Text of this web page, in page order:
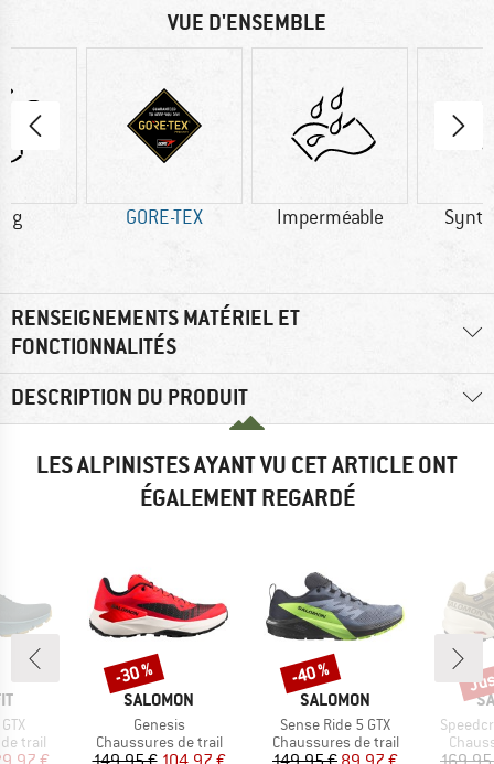
VUE D'ENSEMBLE
g GORE-TEX Imperméable
RENSEIGNEMENTS MATÉRIEL ET
FONCTIONNALITÉS
DESCRIPTION DU PRODUIT
LES ALPINISTES AYANT VU CET ARTICLE ONT
ÉGALEMENT REGARDÉ
trail
MARQUE
SALOMON
Article
Genesis
Product group
Chaussures de trail
Remise
-30 %
MARQUE
SALOMON
Article
Sense Ride 5 GTX
Product group
Chaussures de trail
Remise
-40 %
Article